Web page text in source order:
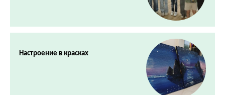
Настроение в красках